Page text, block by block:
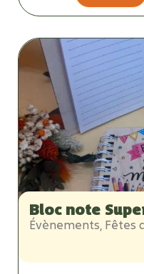
Bloc note
Évènements Fêtes